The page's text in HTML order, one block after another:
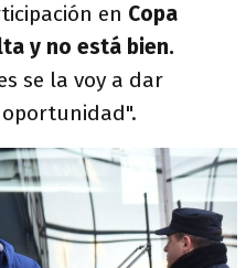
en Copa
y no está bien.
se la voy a dar
oportunidad".